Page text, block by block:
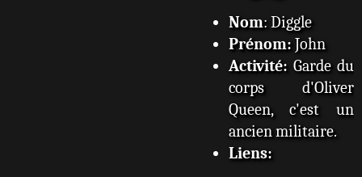
Nom: Diggle
Prénom: John
Activité: Garde du
corps d'Oliver
Queen, c'est un
ancien militaire.
Liens: